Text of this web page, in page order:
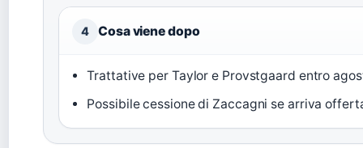
4 Cosa viene dopo
Trattative per Taylor e Provstgaard entro
Possibile cessione di Zaccagni se arriva